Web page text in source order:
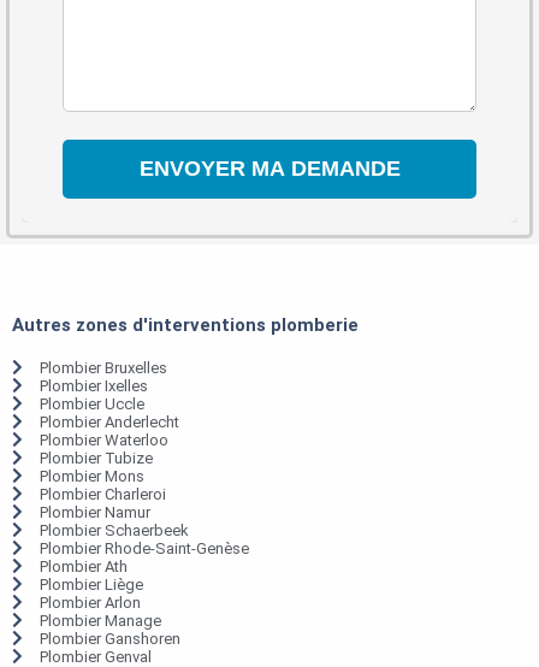
Autres zones d'interventions plomberie
Plombier Bruxelles
Plombier Ixelles
Plombier Uccle
Plombier Anderlecht
Plombier Waterloo
Plombier Tubize
Plombier Mons
Plombier Charleroi
Plombier Namur
Plombier Schaerbeek
Plombier Rhode-Saint-Genèse
Plombier Ath
Plombier Liège
Plombier Arlon
Plombier Manage
Plombier Ganshoren
Plombier Genval